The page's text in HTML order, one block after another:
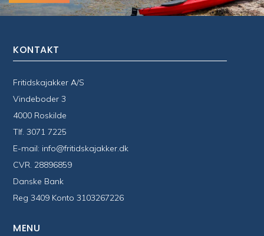
KONTAKT
Fritidskajakker A/S
Vindeboder 3
4000 Roskilde
Tlf.3071 7225
E-mail: info@fritidskajakker.dk
CVR. 28896859
Danske Bank
Reg 3409 Konto 3103267226
MENU